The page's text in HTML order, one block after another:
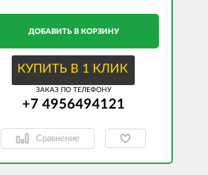
ДОБАВИТЬ В КОРЗИНУ
КУПИТЬ В 1 КЛИК
ЗАКАЗ ПО ТЕЛЕФОНУ
+7 4956494121
Сравнение